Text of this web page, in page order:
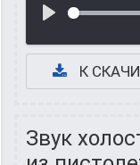
К
Звук